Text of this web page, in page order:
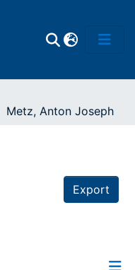
Metz, Anton Joseph
Export